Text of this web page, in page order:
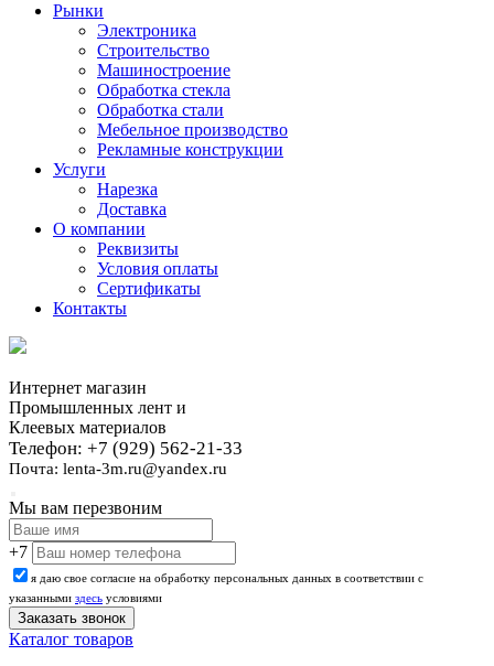
Рынки
Электроника
Строительство
Машиностроение
Обработка стекла
Обработка стали
Мебельное производство
Рекламные конструкции
Услуги
Нарезка
Доставка
О компании
Реквизиты
Условия оплаты
Сертификаты
Контакты
Интернет магазин
Промышленных лент и
Клеевых материалов
Телефон: +7 (929) 562-21-33
Почта: lenta-3m.ru@yandex.ru
Мы вам перезвоним
+7
я даю свое согласие на обработку персональных данных в соответствии с
указанными здесь условиями
Каталог товаров